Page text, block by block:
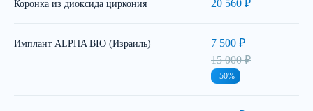
Коронка из диоксида циркония 20 560 ₽
Имплант ALPHA BIO (Израиль)
7 500 ₽
15 000 ₽
-50%